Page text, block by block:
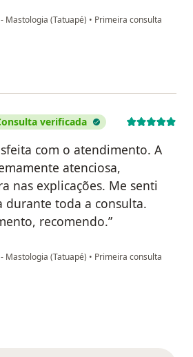
Mastologia (Tatuapé) • Primeira consulta
verificada
com o atendimento. A
atenciosa,
nas explicações. Me senti
durante toda a consulta.
recomendo.”
Mastologia (Tatuapé) • Primeira consulta
Cláudia